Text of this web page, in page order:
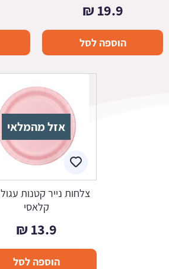
19.9
₪
הוספה לסל
אזל מהמלאי
צלחות נייר קטנות עגול
קלאסי
13.9
₪
הוספה לסל